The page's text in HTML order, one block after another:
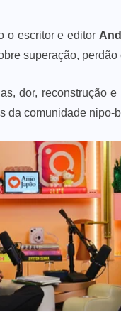
o escritor e editor
superação, perdão
dor, reconstrução
da comunidade nipo-